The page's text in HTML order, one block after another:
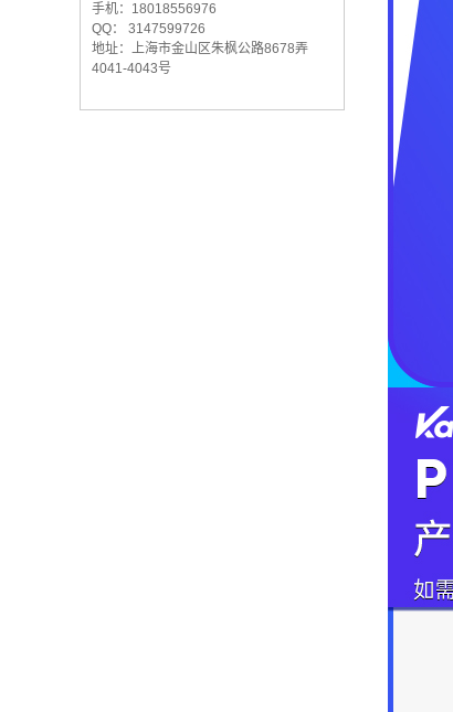
手机：18018556976
QQ： 3147599726
地址：上海市金山区朱枫公路8678弄
4041-4043号